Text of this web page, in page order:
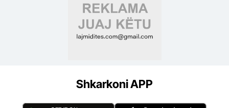
Shkarkoni APP